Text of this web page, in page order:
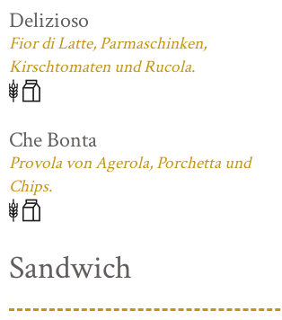
Delizioso
Fior di Latte, Parmaschinken,
Kirschtomaten und Rucola.
Che Bonta
Provola von Agerola, Porchetta und
Chips.
Sandwich